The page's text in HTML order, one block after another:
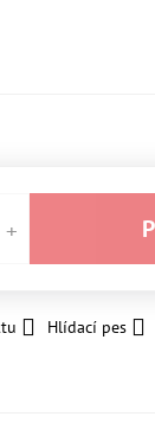
Hlídací pes